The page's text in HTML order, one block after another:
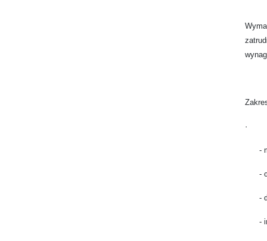
·
-
-
-
-